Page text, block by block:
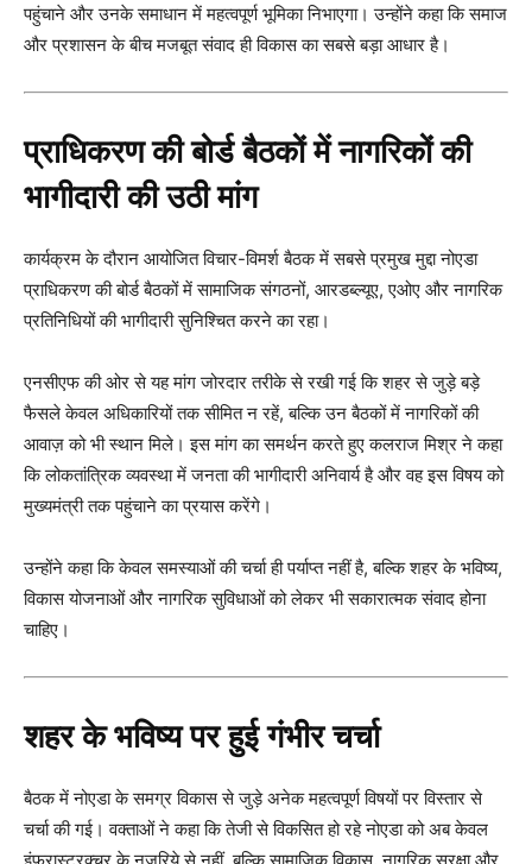
पहुंचाने और उनके समाधान में महत्वपूर्ण भूमिका निभाएगा। उन्होंने कहा कि समाज
और प्रशासन के बीच मजबूत संवाद ही विकास का सबसे बड़ा आधार है।
प्राधिकरण की बोर्ड बैठकों में नागरिकों की
भागीदारी की उठी मांग
कार्यक्रम के दौरान आयोजित विचार-विमर्श बैठक में सबसे प्रमुख मुद्दा नोएडा
प्राधिकरण की बोर्ड बैठकों में सामाजिक संगठनों, आरडब्ल्यूए, एओए और नागरिक
प्रतिनिधियों की भागीदारी सुनिश्चित करने का रहा।
एनसीएफ की ओर से यह मांग जोरदार तरीके से रखी गई कि शहर से जुड़े बड़े
फैसले केवल अधिकारियों तक सीमित न रहें, बल्कि उन बैठकों में नागरिकों की
आवाज़ को भी स्थान मिले। इस मांग का समर्थन करते हुए कलराज मिश्र ने कहा
कि लोकतांत्रिक व्यवस्था में जनता की भागीदारी अनिवार्य है और वह इस विषय को
मुख्यमंत्री तक पहुंचाने का प्रयास करेंगे।
उन्होंने कहा कि केवल समस्याओं की चर्चा ही पर्याप्त नहीं है, बल्कि शहर के भविष्य,
विकास योजनाओं और नागरिक सुविधाओं को लेकर भी सकारात्मक संवाद होना
चाहिए।
शहर के भविष्य पर हुई गंभीर चर्चा
बैठक में नोएडा के समग्र विकास से जुड़े अनेक महत्वपूर्ण विषयों पर विस्तार से
चर्चा की गई। वक्ताओं ने कहा कि तेजी से विकसित हो रहे नोएडा को अब केवल